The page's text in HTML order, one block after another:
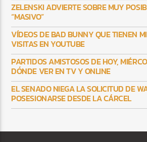
ZELENSKI ADVIERTE SOBRE MUY
“MASIVO”
VÍDEOS DE BAD BUNNY QUE TIENEN
VISITAS EN YOUTUBE
PARTIDOS AMISTOSOS DE HOY,
DÓNDE VER EN TV Y ONLINE
EL SENADO NIEGA LA SOLICITUD DE
POSESIONARSE DESDE LA CÁRCEL